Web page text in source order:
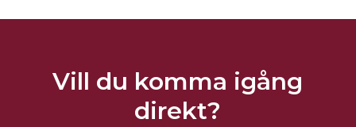
Vill du komma igång
direkt?